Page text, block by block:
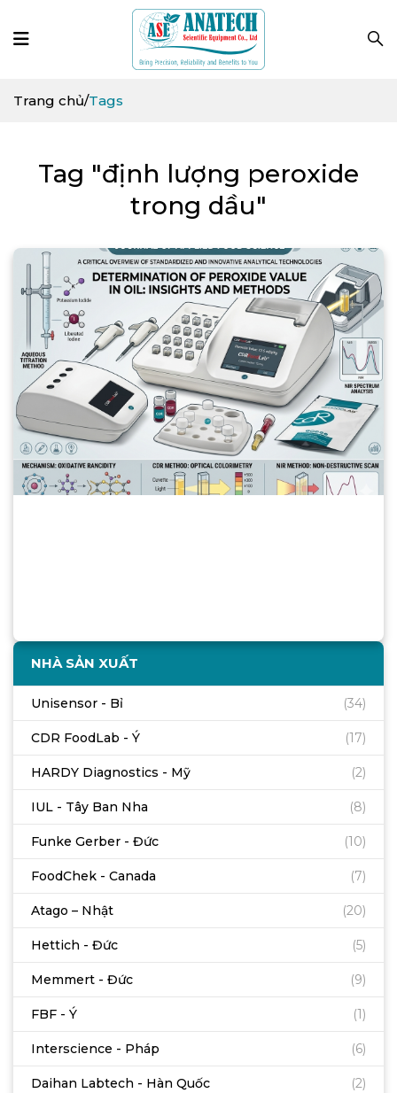
Trang chủ/Tags
Tag "định lượng peroxide
trong dầu"
NHÀ SẢN XUẤT
Unisensor - Bỉ (34)
CDR FoodLab - Ý (17)
HARDY Diagnostics - Mỹ (2)
IUL - Tây Ban Nha (8)
Funke Gerber - Đức (10)
FoodChek - Canada (7)
Atago – Nhật (20)
Hettich - Đức (5)
Memmert - Đức (9)
FBF - Ý (1)
Interscience - Pháp (6)
Daihan Labtech - Hàn Quốc (2)